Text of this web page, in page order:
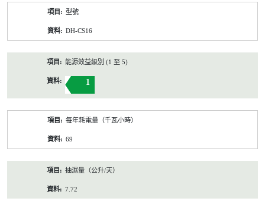
型號
DH-CS16
能源效益級別 (1 至 5)
1
每年耗電量（千瓦小時）
69
抽濕量（公升/天）
7.72